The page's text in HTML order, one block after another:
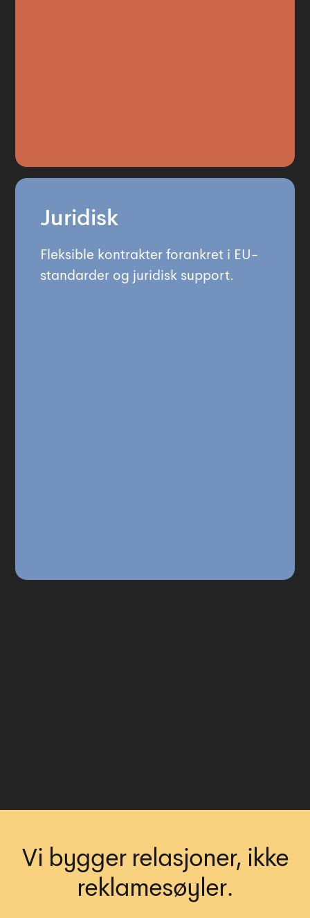
Juridisk
Fleksible kontrakter forankret i EU-
standarder og juridisk support.
Vi bygger relasjoner, ikke
reklamesøyler.